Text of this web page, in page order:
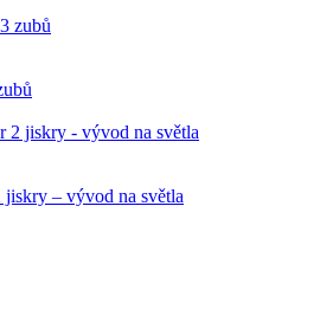
– vývod na světla